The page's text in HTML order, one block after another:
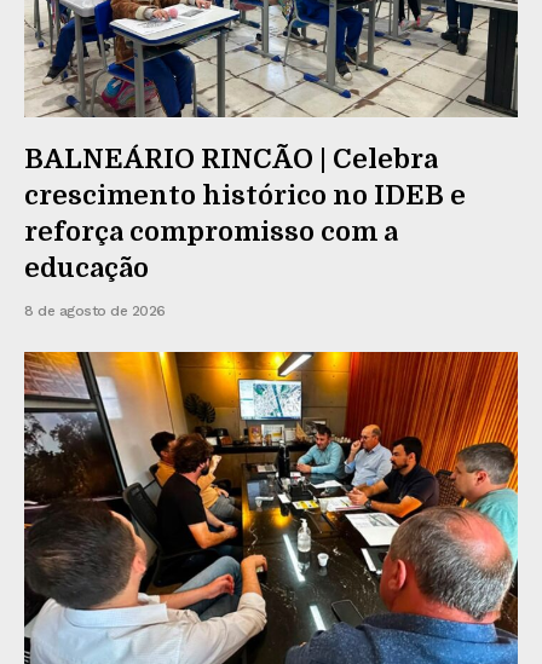
BALNEÁRIO RINCÃO | Celebra
crescimento histórico no IDEB e
reforça compromisso com a
educação
8 de agosto de 2026